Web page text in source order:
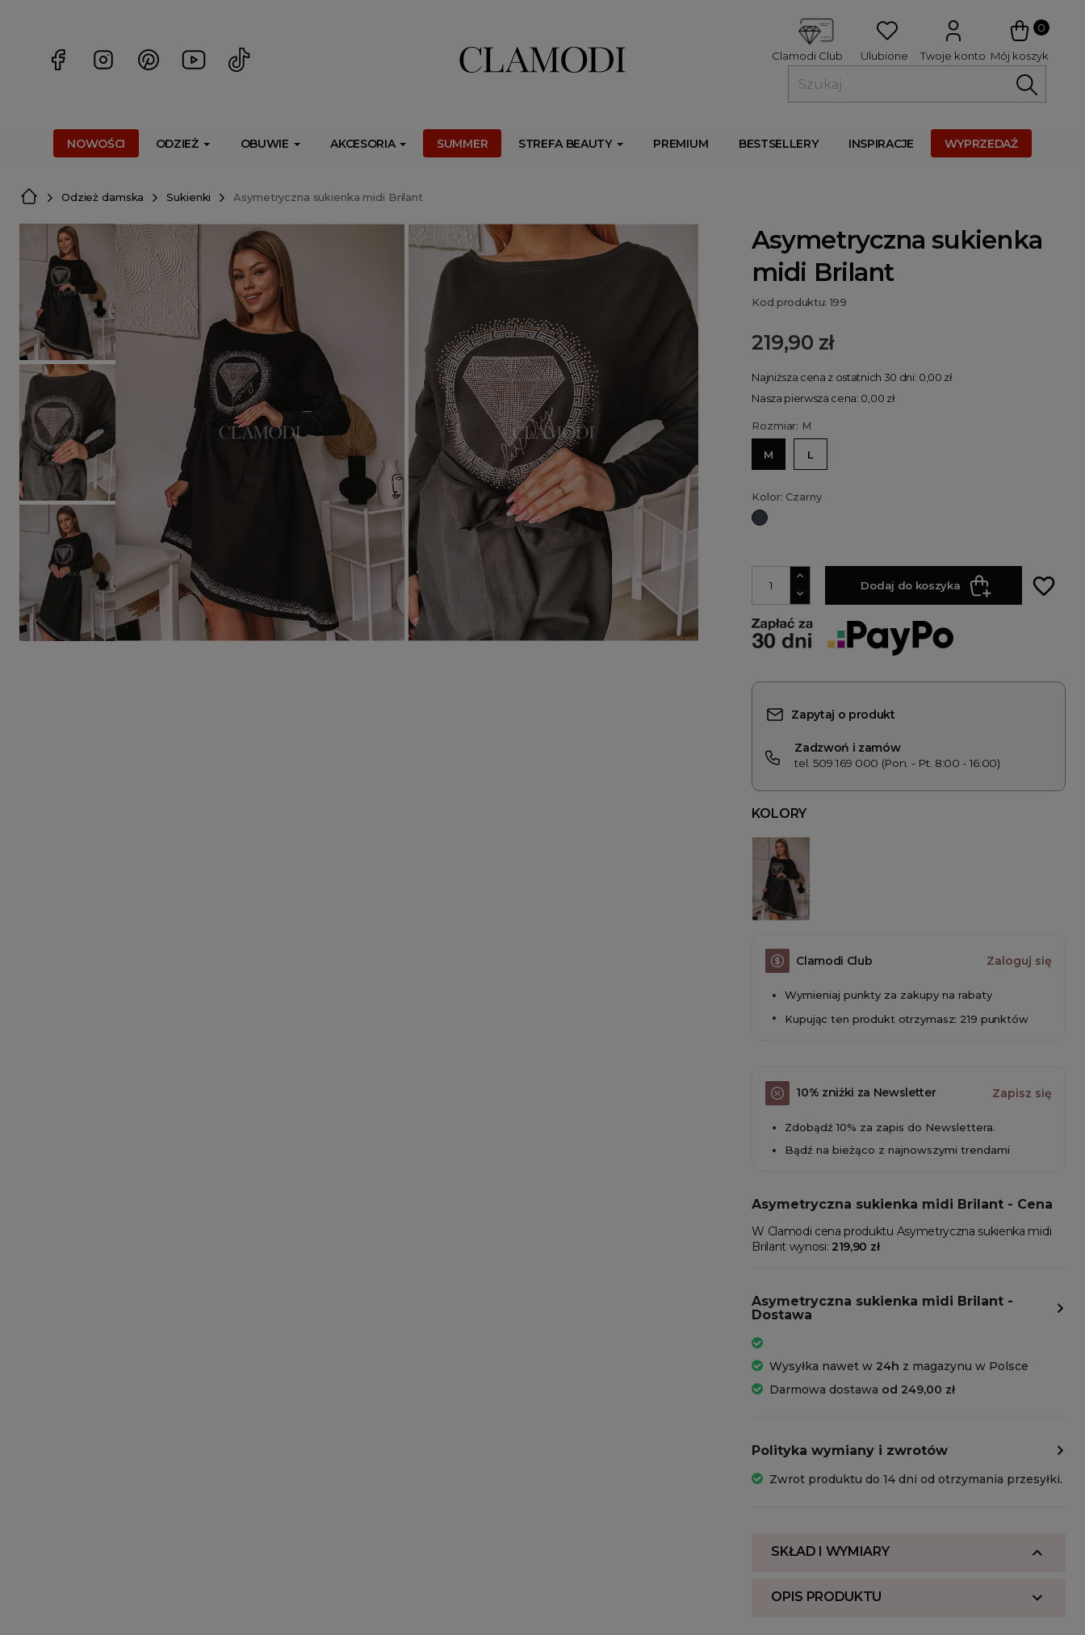
0
Mój koszyk
Twoje konto
Ulubione
Clamodi Club
NOWOŚCI ODZIEŻ OBUWIE AKCESORIA SUMMER STREFA BEAUTY PREMIUM BESTSELLERY INSPIRACJE WYPRZEDAŻ
Odzież damska Sukienki Asymetryczna sukienka midi Brilant
Asymetryczna sukienka
midi Brilant
Kod produktu: 199
219,90 zł
Najniższa cena z ostatnich 30 dni: 0,00 zł
Nasza pierwsza cena: 0,00 zł
Rozmiar: M
M L
Kolor: Czarny
Czarny
Dodaj do koszyka favorite_border
Zapytaj o produkt
Zadzwoń i zamów
tel. 509 169 000 (Pon. - Pt. 8:00 - 16:00)
KOLORY
Clamodi Club Zaloguj się
Wymieniaj punkty za zakupy na rabaty
Kupując ten produkt otrzymasz: 219 punktów
10% zniżki za Newsletter Zapisz się
Zdobądź 10% za zapis do Newslettera.
Bądź na bieżąco z najnowszymi trendami
Asymetryczna sukienka midi Brilant - Cena
W Clamodi cena produktu Asymetryczna sukienka midi
Brilant wynosi: 219,90 zł
Asymetryczna sukienka midi Brilant -
Dostawa
Wysyłka nawet w 24h z magazynu w Polsce
Darmowa dostawa od 249,00 zł
Polityka wymiany i zwrotów
Zwrot produktu do 14 dni od otrzymania przesyłki.
SKŁAD I WYMIARY
OPIS PRODUKTU